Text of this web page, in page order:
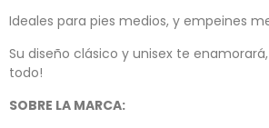
Ideales para pies medios, y empeines
Su diseño clásico y unisex te
todo!
SOBRE LA MARCA: